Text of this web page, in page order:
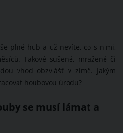
plné hub a už nevíte, co s nimi,
Takové sušené, mražené či
vhod obzvlášť v zimě. Jakým
houbovou úrodu?
se musí lámat a